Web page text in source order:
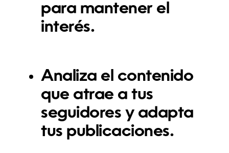
para mantener el
interés.
Analiza el contenido
que atrae a tus
seguidores y adapta
tus publicaciones.